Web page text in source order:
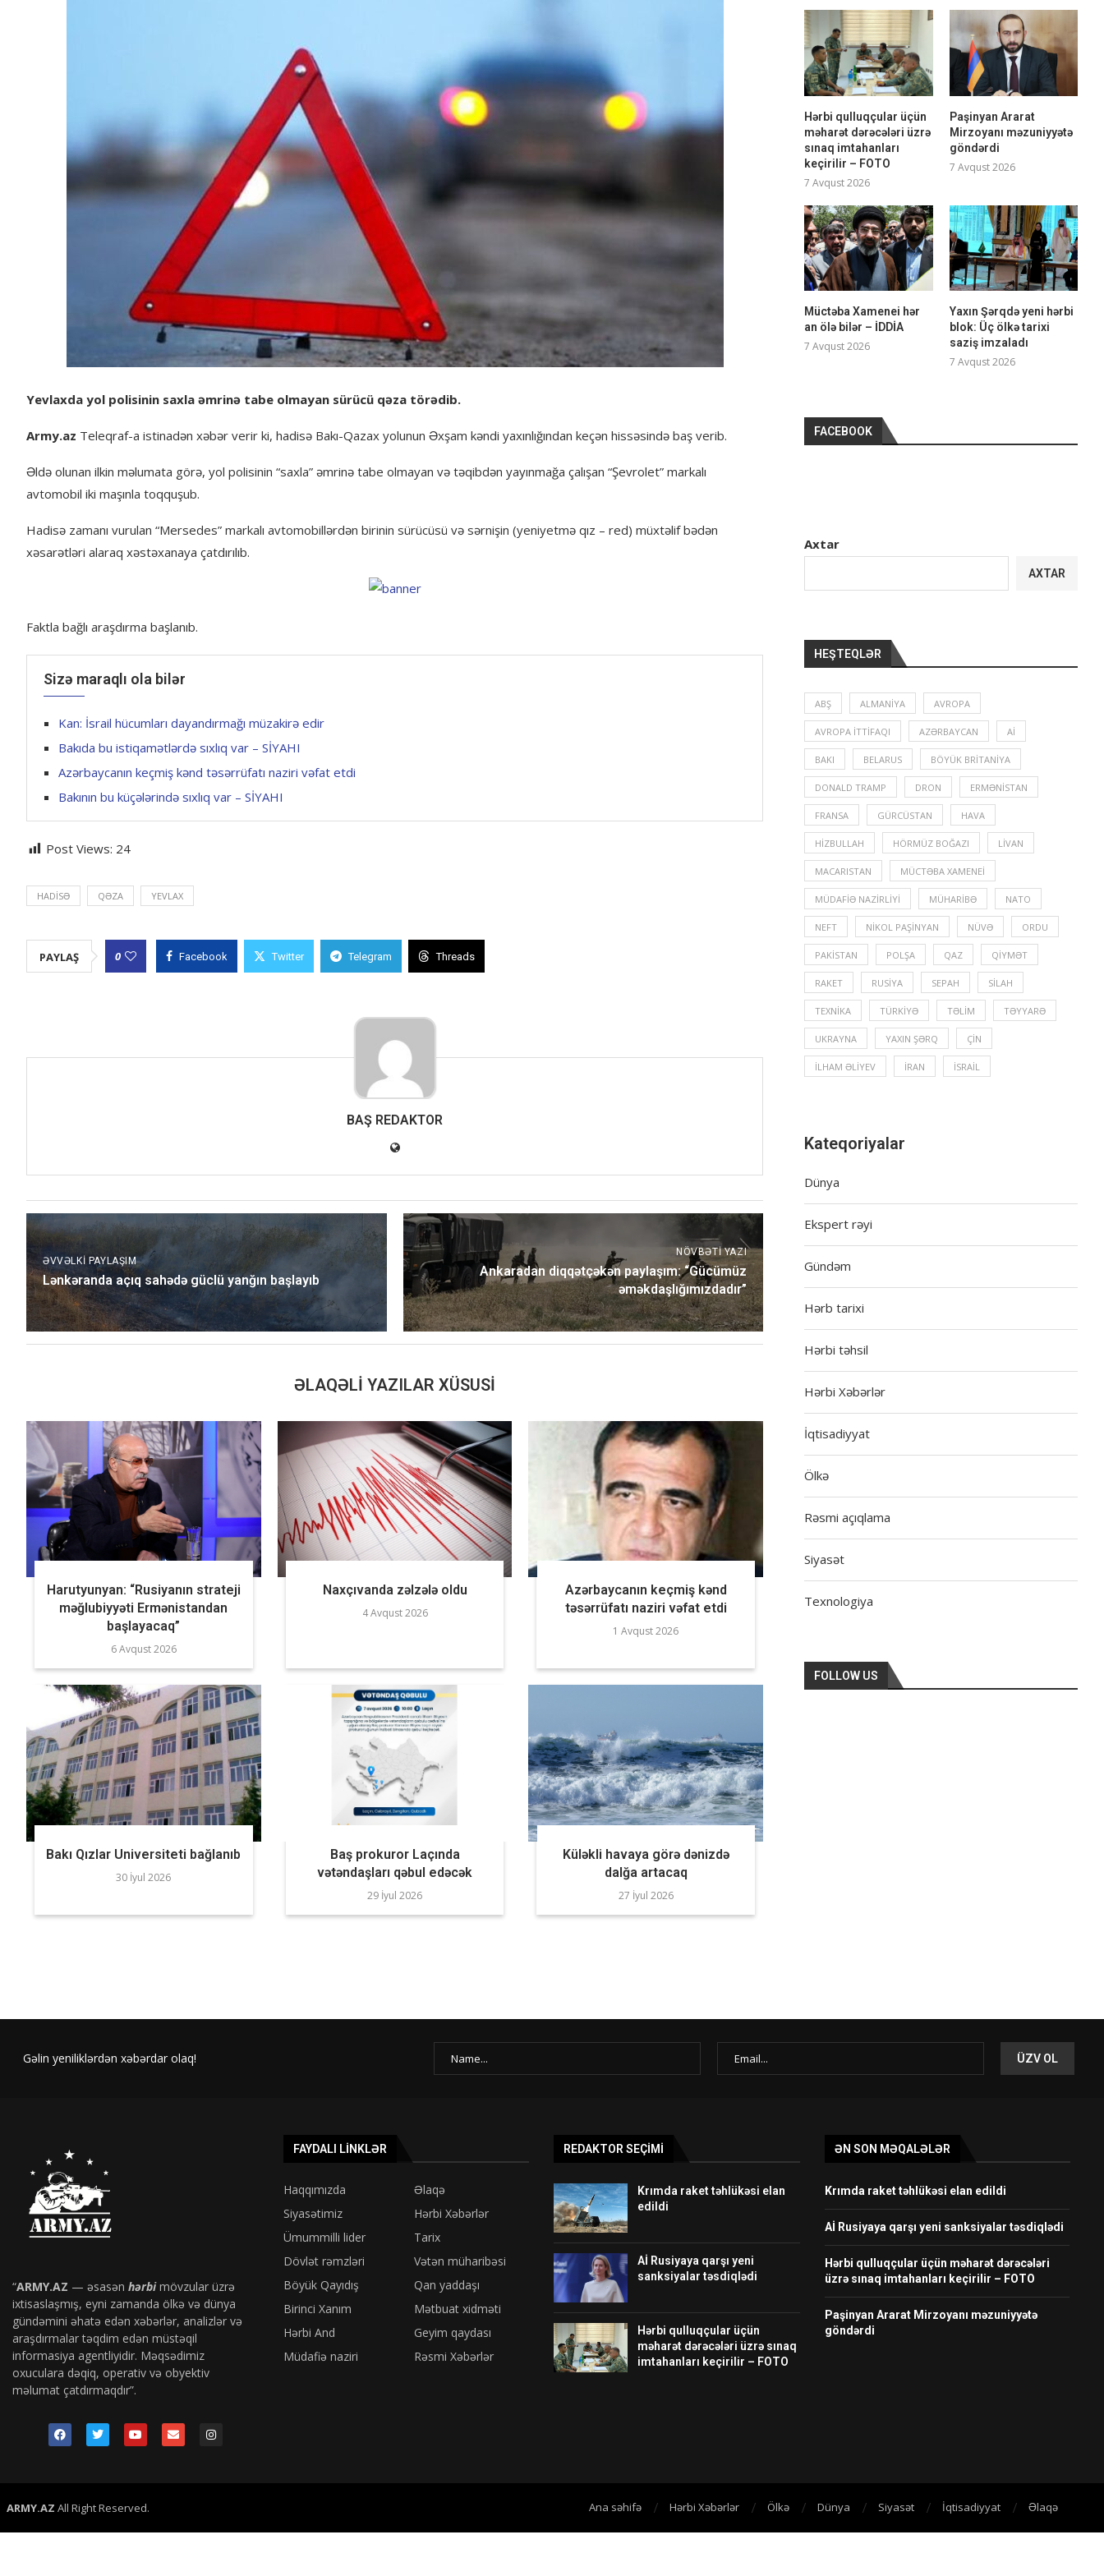
Yevlaxda yol polisinin saxla əmrinə tabe olmayan sürücü qəza törədib.
Army.az Teleqraf-a istinadən xəbər verir ki, hadisə Bakı-Qazax yolunun Əxşam kəndi yaxınlığından keçən hissəsində baş verib.
Əldə olunan ilkin məlumata görə, yol polisinin “saxla” əmrinə tabe olmayan və təqibdən yayınmağa çalışan “Şevrolet” markalı
avtomobil iki maşınla toqquşub.
Hadisə zamanı vurulan “Mersedes” markalı avtomobillərdən birinin sürücüsü və sərnişin (yeniyetmə qız – red) müxtəlif bədən
xəsarətləri alaraq xəstəxanaya çatdırılıb.
Faktla bağlı araşdırma başlanıb.
Sizə maraqlı ola bilər
Kan: İsrail hücumları dayandırmağı müzakirə edir
Bakıda bu istiqamətlərdə sıxlıq var – SİYAHI
Azərbaycanın keçmiş kənd təsərrüfatı naziri vəfat etdi
Bakının bu küçələrində sıxlıq var – SİYAHI
Post Views: 24
HADISƏ QƏZA YEVLAX
PAYLAŞ 0 Facebook Twitter Telegram Threads
BAŞ REDAKTOR
ƏVVƏLKI PAYLAŞIM
Lənkəranda açıq sahədə güclü yanğın başlayıb
NÖVBƏTI YAZI
Ankaradan diqqətçəkən paylaşım: “Gücümüz
əməkdaşlığımızdadır”
ƏLAQƏLI YAZILAR XÜSUSI
Harutyunyan: “Rusiyanın strateji
məğlubiyyəti Ermənistandan
başlayacaq”
6 Avqust 2026
Naxçıvanda zəlzələ oldu
4 Avqust 2026
Azərbaycanın keçmiş kənd
təsərrüfatı naziri vəfat etdi
1 Avqust 2026
Bakı Qızlar Universiteti bağlanıb
30 İyul 2026
Baş prokuror Laçında
vətəndaşları qəbul edəcək
29 İyul 2026
Küləkli havaya görə dənizdə
dalğa artacaq
27 İyul 2026
Hərbi qulluqçular üçün
məharət dərəcələri üzrə
sınaq imtahanları
keçirilir – FOTO
7 Avqust 2026
Paşinyan Ararat
Mirzoyanı məzuniyyətə
göndərdi
7 Avqust 2026
Müctəba Xamenei hər
an ölə bilər – İDDİA
7 Avqust 2026
Yaxın Şərqdə yeni hərbi
blok: Üç ölkə tarixi
saziş imzaladı
7 Avqust 2026
FACEBOOK
Axtar
AXTAR
HEŞTEQLƏR
ABŞ ALMANIYA AVROPA
AVROPA İTTIFAQI AZƏRBAYCAN Aİ
BAKI BELARUS BÖYÜK BRITANIYA
DONALD TRAMP DRON ERMƏNISTAN
FRANSA GÜRCÜSTAN HAVA
HIZBULLAH HÖRMÜZ BOĞAZI LIVAN
MACARISTAN MÜCTƏBA XAMENEI
MÜDAFIƏ NAZIRLIYI MÜHARIBƏ NATO
NEFT NIKOL PAŞINYAN NÜVƏ ORDU
PAKISTAN POLŞA QAZ QIYMƏT
RAKET RUSIYA SEPAH SILAH
TEXNIKA TÜRKIYƏ TƏLIM TƏYYARƏ
UKRAYNA YAXIN ŞƏRQ ÇIN
İLHAM ƏLIYEV İRAN İSRAIL
Kateqoriyalar
Dünya
Ekspert rəyi
Gündəm
Hərb tarixi
Hərbi təhsil
Hərbi Xəbərlər
İqtisadiyyat
Ölkə
Rəsmi açıqlama
Siyasət
Texnologiya
FOLLOW US
Gəlin yeniliklərdən xəbərdar olaq!
“ARMY.AZ — əsasən hərbimövzular üzrə
ixtisaslaşmış, eyni zamanda ölkə və dünya
gündəmini əhatə edən xəbərlər, analizlər və
araşdırmalar təqdim edən müstəqil
informasiya agentliyidir. Məqsədimiz
oxuculara dəqiq, operativ və obyektiv
məlumat çatdırmaqdır”.
FAYDALI LINKLƏR
Haqqımızda
Əlaqə
Siyasətimiz
Hərbi Xəbərlər
Ümummilli lider
Tarix
Dövlət rəmzləri
Vətən müharibəsi
Böyük Qayıdış
Qan yaddaşı
Birinci Xanım
Mətbuat xidməti
Hərbi And
Geyim qaydası
Müdafiə naziri
Rəsmi Xəbərlər
REDAKTOR SEÇIMI
Krımda raket təhlükəsi elan
edildi
Aİ Rusiyaya qarşı yeni
sanksiyalar təsdiqlədi
Hərbi qulluqçular üçün
məharət dərəcələri üzrə sınaq
imtahanları keçirilir – FOTO
ƏN SON MƏQALƏLƏR
Krımda raket təhlükəsi elan edildi
Aİ Rusiyaya qarşı yeni sanksiyalar təsdiqlədi
Hərbi qulluqçular üçün məharət dərəcələri
üzrə sınaq imtahanları keçirilir – FOTO
Paşinyan Ararat Mirzoyanı məzuniyyətə
göndərdi
ARMY.AZ All Right Reserved. Ana səhifə Hərbi Xəbərlər Ölkə Dünya Siyasət İqtisadiyyat Əlaqə